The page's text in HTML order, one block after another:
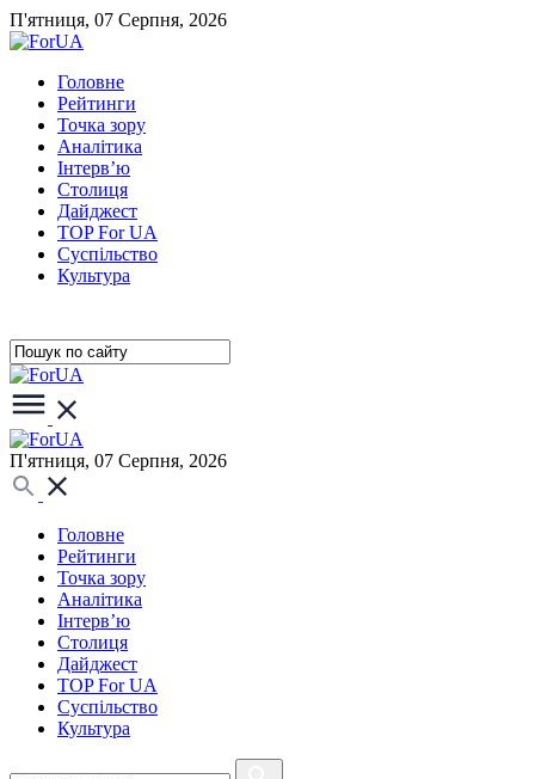
П'ятниця, 07 Серпня, 2026
Головне
Рейтинги
Точка зору
Аналітика
Інтерв’ю
Столиця
Дайджест
TOP For UA
Суспiльство
Культура
П'ятниця, 07 Серпня, 2026
Головне
Рейтинги
Точка зору
Аналітика
Інтерв’ю
Столиця
Дайджест
TOP For UA
Суспiльство
Культура